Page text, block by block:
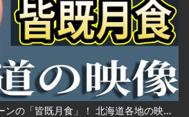
ノーカット！スーパームーンの「皆既月食」！ 北海道各地の映像 2021年5月26日(水)